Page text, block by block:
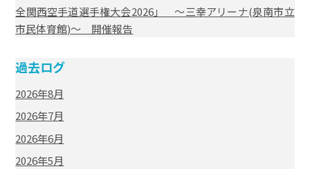
全関西空手道選手権大会2026」 ～三幸アリーナ(泉南市立
市民体育館)～ 開催報告
過去ログ
2026年8月
2026年7月
2026年6月
2026年5月